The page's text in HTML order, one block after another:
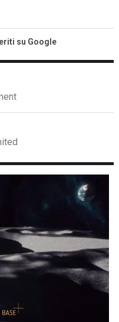
su Google